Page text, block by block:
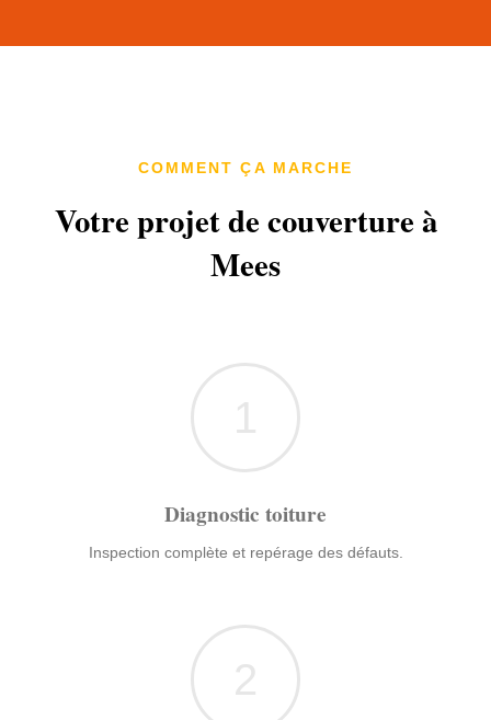
COMMENT ÇA MARCHE
Votre projet de couverture à
Mees
1
Diagnostic toiture
Inspection complète et repérage des défauts.
2